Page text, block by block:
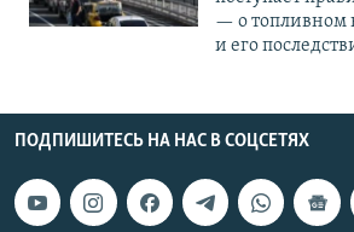
— о топливном
и его
ПОДПИШИТЕСЬ НА НАС В СОЦСЕТЯХ